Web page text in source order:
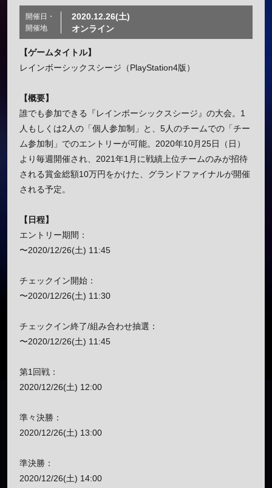
開催日・
開催地
2020.12.26(土)
オンライン
【ゲームタイトル】
レインボーシックスシージ（PlayStation4版）
【概要】
誰でも参加できる『レインボーシックスシージ』の大会。1
人もしくは2人の「個人参加制」と、5人のチームでの「チー
ム参加制」でのエントリーが可能。2020年10月25日（日）
より毎週開催され、2021年1月に戦績上位チームのみが招待
される賞金総額10万円をかけた、グランドファイナルが開催
される予定。
【日程】
エントリー期間：
〜2020/12/26(土) 11:45
チェックイン開始：
〜2020/12/26(土) 11:30
チェックイン終了/組み合わせ抽選：
〜2020/12/26(土) 11:45
第1回戦：
2020/12/26(土) 12:00
準々決勝：
2020/12/26(土) 13:00
準決勝：
2020/12/26(土) 14:00